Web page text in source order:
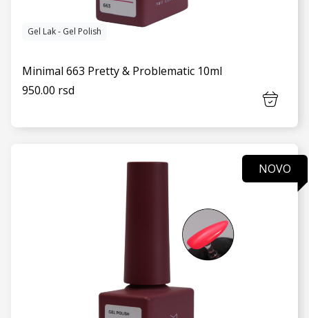
VIDI JOŠ
Gel Lak - Gel Polish
Minimal 663 Pretty & Problematic 10ml
950.00 rsd
NOVO